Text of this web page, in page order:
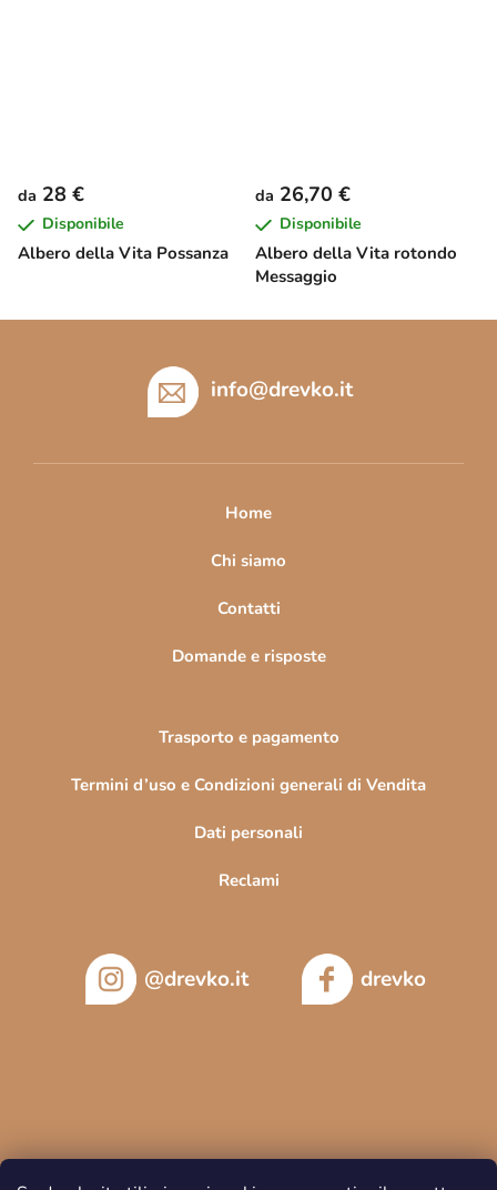
Albero della Vita Possanza
da 28 €
Disponibile
Albero della Vita rotondo
Messaggio
da 26,70 €
Disponibile
info@drevko.it
Home
Chi siamo
Contatti
Domande e risposte
Trasporto e pagamento
Termini d’uso e Condizioni generali di Vendita
Dati personali
Reclami
@drevko.it drevko